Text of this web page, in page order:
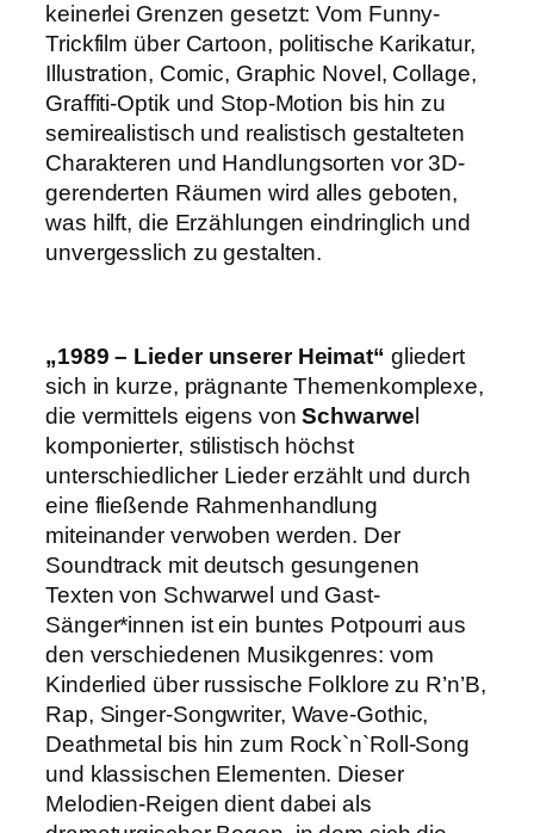
keinerlei Grenzen gesetzt: Vom Funny-
Trickfilm über Cartoon, politische Karikatur,
Illustration, Comic, Graphic Novel, Collage,
Graffiti-Optik und Stop-Motion bis hin zu
semirealistisch und realistisch gestalteten
Charakteren und Handlungsorten vor 3D-
gerenderten Räumen wird alles geboten,
was hilft, die Erzählungen eindringlich und
unvergesslich zu gestalten.
„1989 – Lieder unserer Heimat“ gliedert
sich in kurze, prägnante Themenkomplexe,
die vermittels eigens vonSchwarwe
komponierter, stilistisch höchst
unterschiedlicher Lieder erzählt und durch
eine fließende Rahmenhandlung
miteinander verwoben werden. Der
Soundtrack mit deutsch gesungenen
Texten von Schwarwel und Gast-
Sänger*innen ist ein buntes Potpourri aus
den verschiedenen Musikgenres: vom
Kinderlied über russische Folklore zu R’n’B,
Rap, Singer-Songwriter, Wave-Gothic,
Deathmetal bis hin zum Rock`n`Roll-Song
und klassischen Elementen. Dieser
Melodien-Reigen dient dabei als